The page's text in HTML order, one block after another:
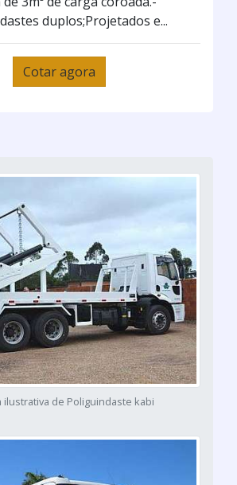
duplos;Projetados e...
Cotar agora
ilustrativa de Poliguindaste kabi